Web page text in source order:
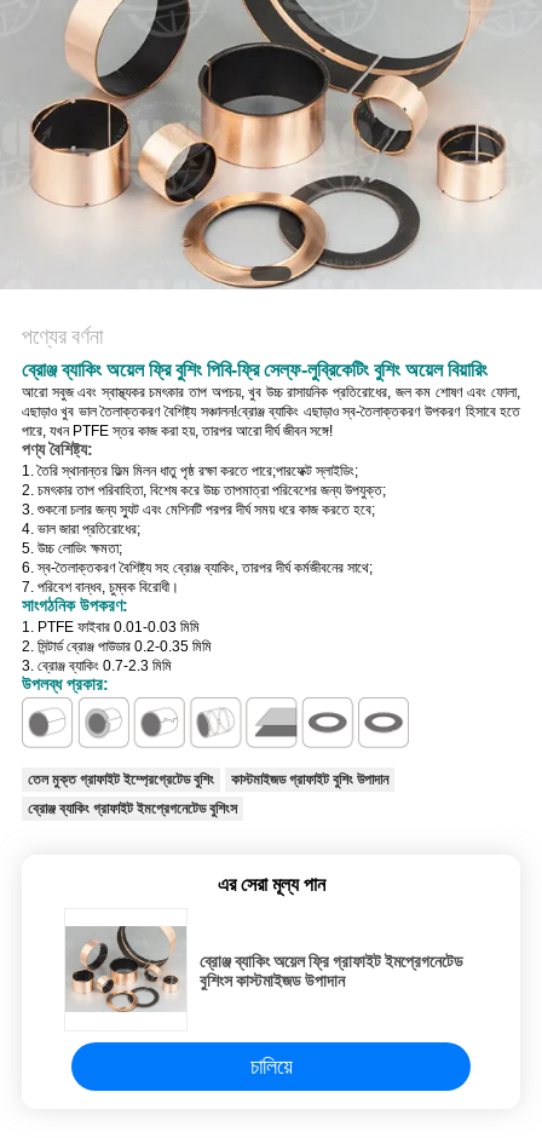
PRIVACY
POLICY
পণ্যের বর্ণনা
ব্রোঞ্জ ব্যাকিং অয়েল ফ্রি বুশিং পিবি-ফ্রি সেল্ফ-লুব্রিকেটিং বুশিং অয়েল বিয়ারিং
আরো সবুজ এবং স্বাস্থ্যকর চমৎকার তাপ অপচয়, খুব উচ্চ রাসায়নিক প্রতিরোধের, জল কম শোষণ এবং ফোলা,
এছাড়াও খুব ভাল তৈলাক্তকরণ বৈশিষ্ট্য সঞ্চালন!ব্রোঞ্জ ব্যাকিং এছাড়াও স্ব-তৈলাক্তকরণ উপকরণ হিসাবে হতে
পারে, যখন PTFE স্তর কাজ করা হয়, তারপর আরো দীর্ঘ জীবন সঙ্গে!
পণ্য বৈশিষ্ট্য:
1. তৈরি স্থানান্তর ফিল্ম মিলন ধাতু পৃষ্ঠ রক্ষা করতে পারে;পারফেক্ট স্লাইডিং;
2. চমৎকার তাপ পরিবাহিতা, বিশেষ করে উচ্চ তাপমাত্রা পরিবেশের জন্য উপযুক্ত;
3. শুকনো চলার জন্য স্যুট এবং মেশিনটি পরপর দীর্ঘ সময় ধরে কাজ করতে হবে;
4. ভাল জারা প্রতিরোধের;
5. উচ্চ লোডিং ক্ষমতা;
6. স্ব-তৈলাক্তকরণ বৈশিষ্ট্য সহ ব্রোঞ্জ ব্যাকিং, তারপর দীর্ঘ কর্মজীবনের সাথে;
7. পরিবেশ বান্ধব, চুম্বক বিরোধী।
সাংগঠনিক উপকরণ:
1. PTFE ফাইবার 0.01-0.03 মিমি
2. সিন্টার্ড ব্রোঞ্জ পাউডার 0.2-0.35 মিমি
3. ব্রোঞ্জ ব্যাকিং 0.7-2.3 মিমি
উপলব্ধ প্রকার:
তেল মুক্ত গ্রাফাইট ইম্প্রেগ্রেটেড বুশিং
কাস্টমাইজড গ্রাফাইট বুশিং উপাদান
ব্রোঞ্জ ব্যাকিং গ্রাফাইট ইমপ্রেগনেটেড বুশিংস
এর সেরা মূল্য পান
ব্রোঞ্জ ব্যাকিং অয়েল ফ্রি গ্রাফাইট ইমপ্রেগনেটেড
বুশিংস কাস্টমাইজড উপাদান
চালিয়ে